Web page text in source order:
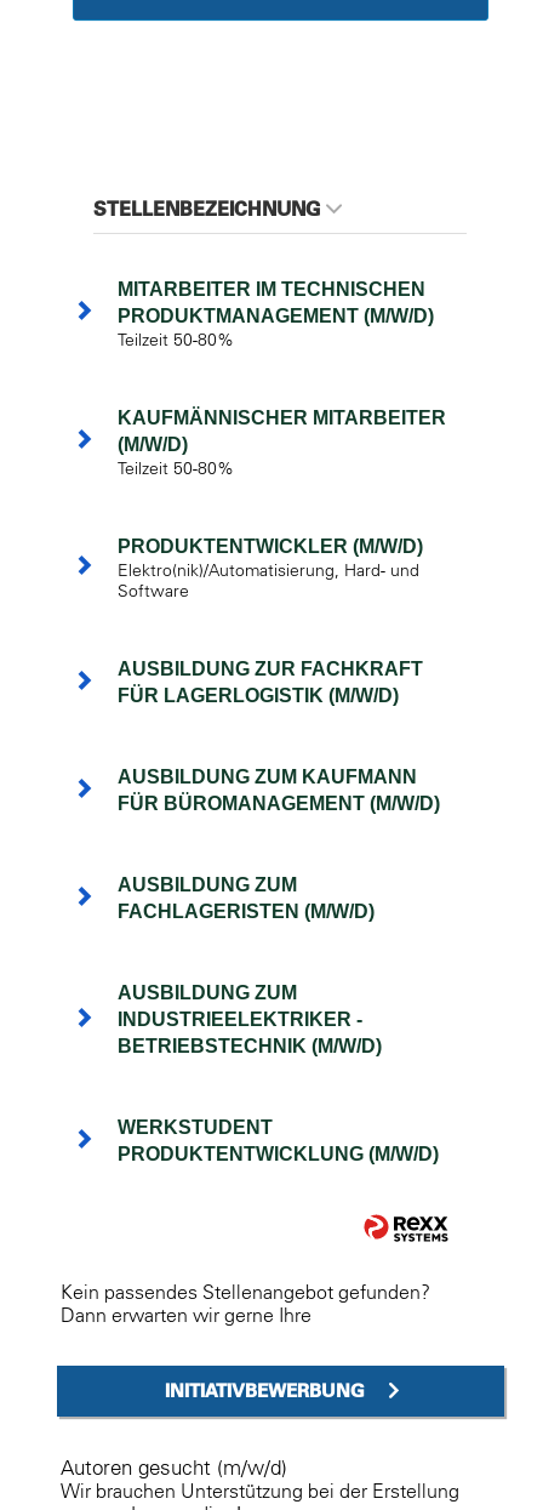
STELLENBEZEICHNUNG
MITARBEITER IM TECHNISCHEN
PRODUKTMANAGEMENT (M/W/D)
Teilzeit 50-80%
KAUFMÄNNISCHER MITARBEITER
(M/W/D)
Teilzeit 50-80%
PRODUKTENTWICKLER (M/W/D)
Elektro(nik)/Automatisierung, Hard- und
Software
AUSBILDUNG ZUR FACHKRAFT
FÜR LAGERLOGISTIK (M/W/D)
AUSBILDUNG ZUM KAUFMANN
FÜR BÜROMANAGEMENT (M/W/D)
AUSBILDUNG ZUM
FACHLAGERISTEN (M/W/D)
AUSBILDUNG ZUM
INDUSTRIEELEKTRIKER -
BETRIEBSTECHNIK (M/W/D)
WERKSTUDENT
PRODUKTENTWICKLUNG (M/W/D)
Kein passendes Stellenangebot gefunden?
Dann erwarten wir gerne Ihre
INITIATIVBEWERBUNG
Autoren gesucht (m/w/d)
Wir brauchen Unterstützung bei der Erstellung